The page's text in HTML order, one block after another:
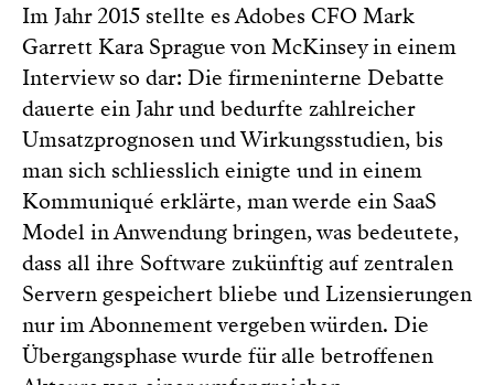
Im Jahr 2015 stellte es Adobes CFO Mark
Garrett Kara Sprague von McKinsey in einem
Interview so dar: Die firmeninterne Debatte
dauerte ein Jahr und bedurfte zahlreicher
Umsatzprognosen und Wirkungsstudien, bis
man sich schliesslich einigte und in einem
Kommuniqué erklärte, man werde ein SaaS
Model in Anwendung bringen, was bedeutete,
dass all ihre Software zukünftig auf zentralen
Servern gespeichert bliebe und Lizensierungen
nur im Abonnement vergeben würden. Die
Übergangsphase wurde für alle betroffenen